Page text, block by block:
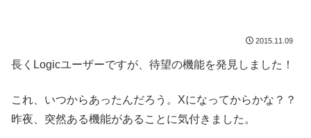
2015.11.09
長くLogicユーザーですが、待望の機能を発見しました！
これ、いつからあったんだろう。Xになってからかな？？
昨夜、突然ある機能があることに気付きました。